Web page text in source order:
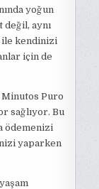
yoğun
aynı
ile kendinizi
için de
Puro
sağlıyor. Bu
ödemenizi
yaparken